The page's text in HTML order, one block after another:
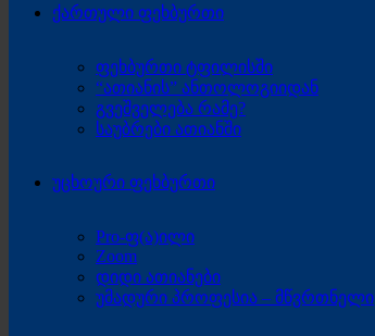
ქართული ფეხბურთი
ფეხბურთი ტფილისში
“ათიანის” ანთოლოგიიდან
გვეშველება რამე?
საუბრები ათიანში
უცხოური ფეხბურთი
Pro-ფ(ა)ილი
Zoom
დიდი ათიანები
უმადური პროფესია – მწვრთნელი